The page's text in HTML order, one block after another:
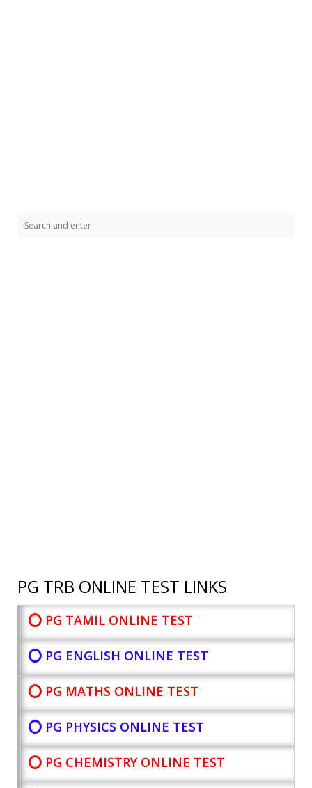
PG TRB ONLINE TEST LINKS
⭕ PG TAMIL ONLINE TEST
⭕ PG ENGLISH ONLINE TEST
⭕ PG MATHS ONLINE TEST
⭕ PG PHYSICS ONLINE TEST
⭕ PG CHEMISTRY ONLINE TEST